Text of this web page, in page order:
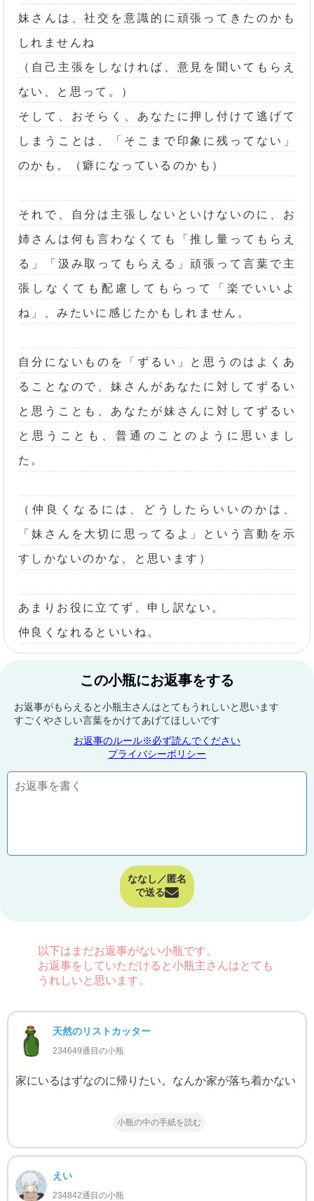
妹さんは、社交を意識的に頑張ってきたのかも
しれませんね
（自己主張をしなければ、意見を聞いてもらえ
ない、と思って。）
そして、おそらく、あなたに押し付けて逃げて
しまうことは、「そこまで印象に残ってない」
のかも。（癖になっているのかも）
それで、自分は主張しないといけないのに、お
姉さんは何も言わなくても「推し量ってもらえ
る」「汲み取ってもらえる」頑張って言葉で主
張しなくても配慮してもらって「楽でいいよ
ね」、みたいに感じたかもしれません。
自分にないものを「ずるい」と思うのはよくあ
ることなので、妹さんがあなたに対してずるい
と思うことも、あなたが妹さんに対してずるい
と思うことも、普通のことのように思いまし
た。
（仲良くなるには、どうしたらいいのかは、
「妹さんを大切に思ってるよ」という言動を示
すしかないのかな、と思います）
あまりお役に立てず、申し訳ない。
仲良くなれるといいね。
この小瓶にお返事をする
お返事がもらえると小瓶主さんはとてもうれしいと思います
すごくやさしい言葉をかけてあげてほしいです
お返事のルール※必ず読んでください
プライバシーポリシー
ななし／匿名
で送る
以下はまだお返事がない小瓶です。
お返事をしていただけると小瓶主さんはとても
うれしいと思います。
天然のリストカッター
234649通目の小瓶
家にいるはずなのに帰りたい。なんか家が落ち着かない
小瓶の中の手紙を読む
えい
234842通目の小瓶